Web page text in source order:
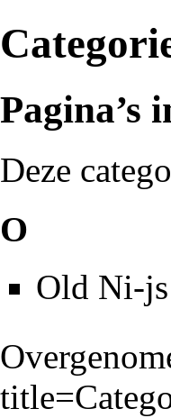
Pagina’s
Deze
O
Old Ni-